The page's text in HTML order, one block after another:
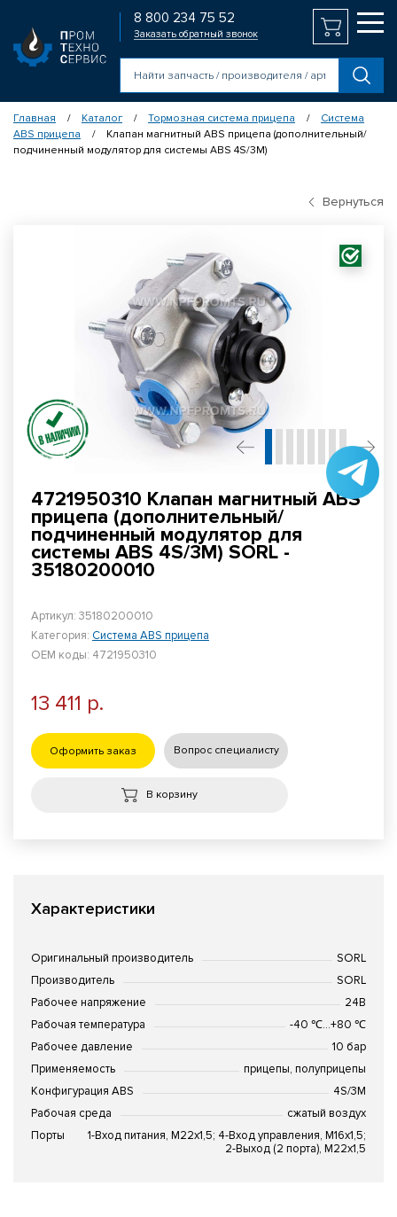
8 800 234 75 52
Заказать обратный звонок
Главная / Каталог / Тормозная система прицепа /
Система
ABS прицепа
/
Клапан магнитный ABS прицепа (дополнительный/
подчиненный модулятор для системы ABS 4S/3M)
Вернуться
4721950310 Клапан магнитный ABS
прицепа (дополнительный/
подчиненный модулятор для
системы ABS 4S/3M) SORL -
35180200010
Артикул: 35180200010
Категория: Система ABS прицепа
ОЕМ коды: 4721950310
13 411 р.
Оформить заказ Вопрос специалисту
В корзину
Характеристики
Оригинальный производитель
SORL
Производитель
SORL
Рабочее напряжение
24В
Рабочая температура
-40 ℃...+80 ℃
Рабочее давление
10 бар
Применяемость
прицепы, полуприцепы
Конфигурация ABS
4S/3M
Рабочая среда
сжатый воздух
Порты
1-Вход питания, М22х1,5; 4-Вход управления, М16х1,5;
2-Выход (2 порта), М22х1,5